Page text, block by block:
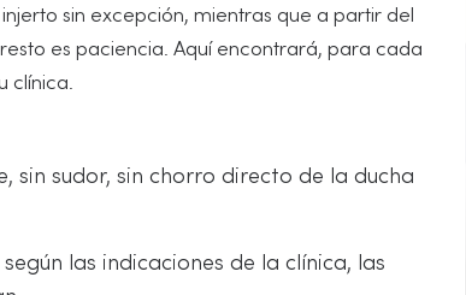
sin excepción, mientras que a partir del
es paciencia. Aquí encontrará, para cada
clínica.
sin sudor, sin chorro directo de la ducha
las indicaciones de la clínica, las